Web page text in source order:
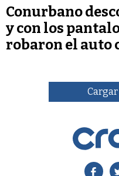
Conurbano
y con los
robaron el auto